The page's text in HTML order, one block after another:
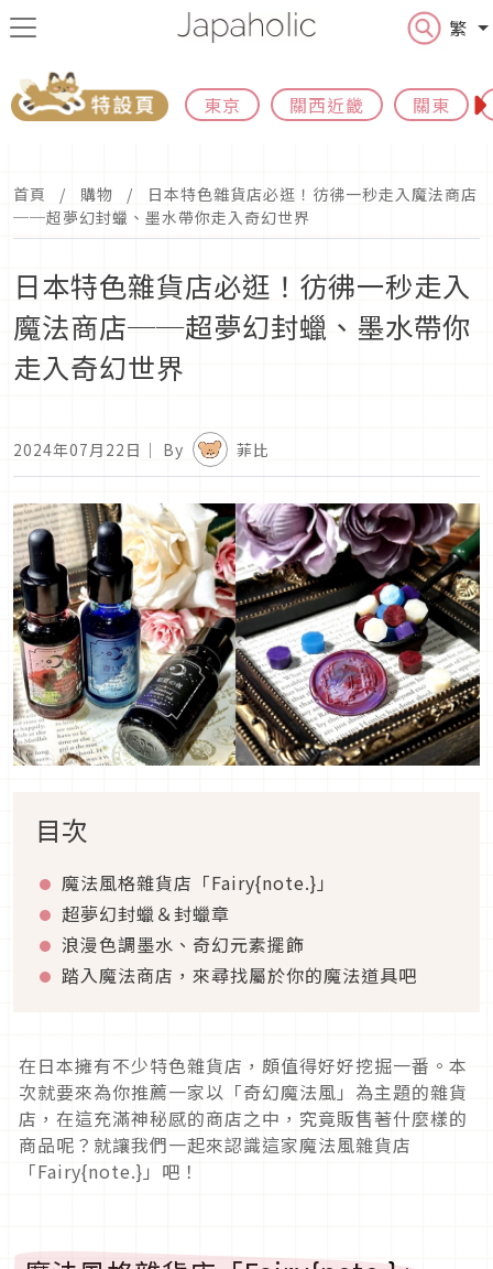
繁
東京 關西近畿 關東
首頁 購物
日本特色雜貨店必逛！彷彿一秒走入魔法商店
──超夢幻封蠟、墨水帶你走入奇幻世界
日本特色雜貨店必逛！彷彿一秒走入
魔法商店──超夢幻封蠟、墨水帶你
走入奇幻世界
2024年07月22日 ｜ By 菲比
目次
魔法風格雜貨店「Fairy{note.}」
超夢幻封蠟＆封蠟章
浪漫色調墨水、奇幻元素擺飾
踏入魔法商店，來尋找屬於你的魔法道具吧
在日本擁有不少特色雜貨店，頗值得好好挖掘一番。本
次就要來為你推薦一家以「奇幻魔法風」為主題的雜貨
店，在這充滿神秘感的商店之中，究竟販售著什麼樣的
商品呢？就讓我們一起來認識這家魔法風雜貨店
「Fairy{note.}」吧！